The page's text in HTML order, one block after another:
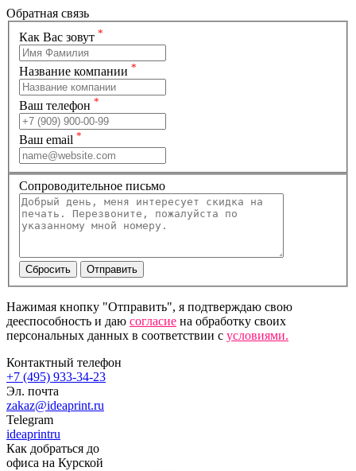
Обратная связь
Как Вас зовут *
Название компании *
Ваш телефон *
Ваш email *
Сопроводительное письмо
Нажимая кнопку "Отправить", я подтверждаю свою
дееспособность и даю согласие на обработку своих
персональных данных в соответствии с условиями.
Контактный телефон
+7 (495) 933-34-23
Эл. почта
zakaz@ideaprint.ru
Telegram
ideaprintru
Как добраться до
офиса на Курской